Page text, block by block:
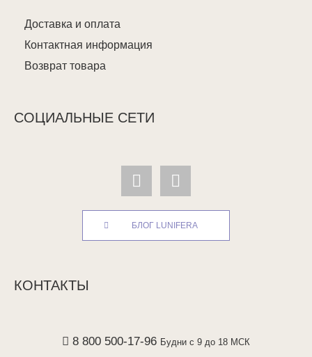
Доставка и оплата
Контактная информация
Возврат товара
СОЦИАЛЬНЫЕ СЕТИ
БЛОГ LUNIFERA
КОНТАКТЫ
8 800 500-17-96 Будни с 9 до 18 МСК